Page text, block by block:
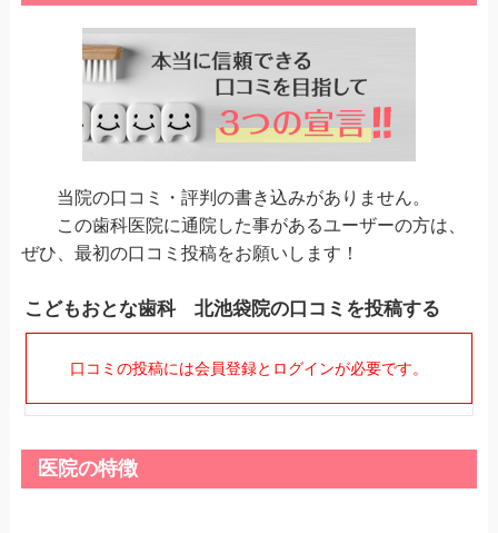
当院の口コミ・評判の書き込みがありません。
この歯科医院に通院した事があるユーザーの方は、
ぜひ、最初の口コミ投稿をお願いします！
こどもおとな歯科 北池袋院の口コミを投稿する
口コミの投稿には会員登録とログインが必要です。
医院の特徴